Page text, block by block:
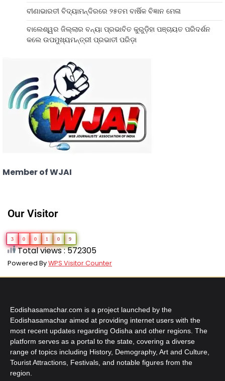
ବୀଣାଭାରତୀ ବିଦ୍ୟାମନ୍ଦିରରେ ୨୫ତମ ବାର୍ଷିକ ବିଜ୍ଞାନ ମେଳା
ବାଲେଶ୍ୱର ଜିଲ୍ଲାର ବନ୍ୟା ପ୍ରଭାବିତ କୁରୁଡ଼ିହା ପଞ୍ଚାୟତ ପରିଦର୍ଶନ
କଲେ ଉପମୁଖ୍ୟମନ୍ତ୍ରୀ ପ୍ରଭାତୀ ପରିଡ଼ା
Member of WJAI
Our Visitor
3 0 0 1 0 9
Total views : 572305
Powered ByWPS Visitor Counter
Eodishasamachar.com is a project launched by the
Eodishasamachar aimed at providing internet users with the
most recent updates regarding Odisha and other regions. The
platform serves as a portal to the state, covering a diverse
range of topics including History, Demography, Art and Culture,
Tourist Attractions, Festivals, and notable figures from the
region.